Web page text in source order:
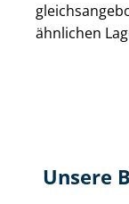
ähnlichen
Unsere